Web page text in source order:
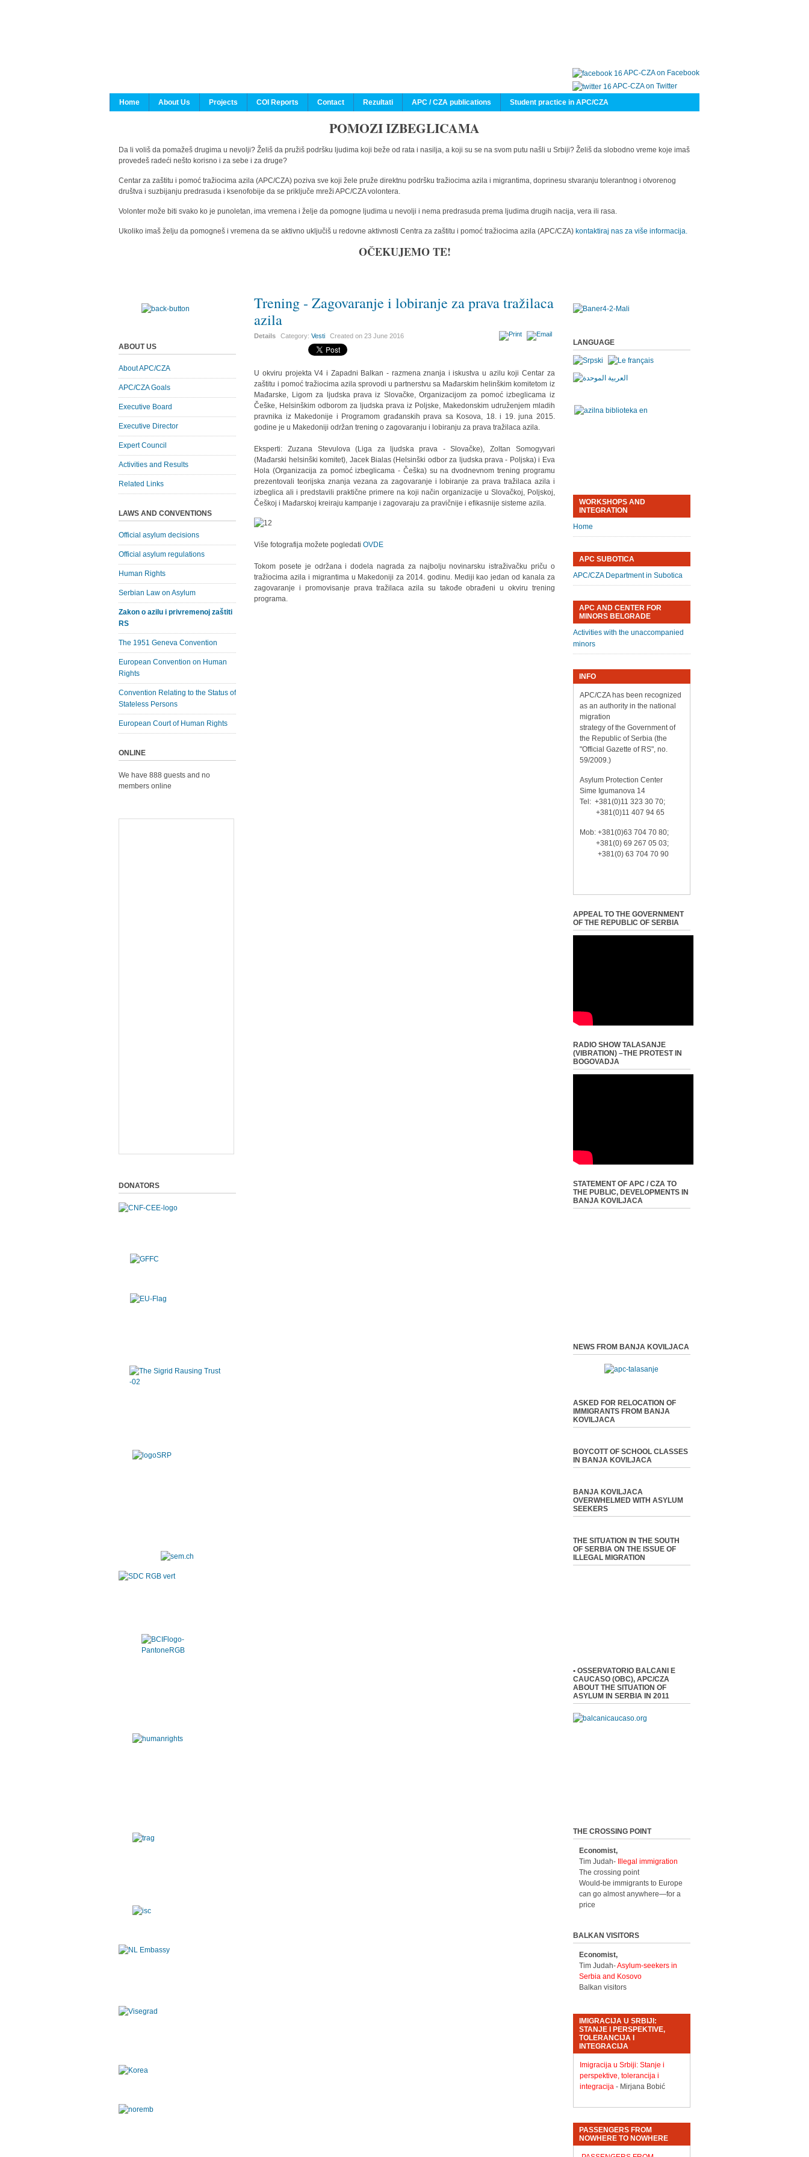
APC-CZA on Facebook
APC-CZA on Twitter
Home
About Us Projects COI Reports Contact Rezultati APC / CZA publications Student practice in APC/CZA
POMOZI IZBEGLICAMA
Da li voliš da pomažeš drugima u nevolji? Želiš da pružiš podršku ljudima koji beže od rata i nasilja, a koji su se na svom putu našli u Srbiji? Želiš da slobodno vreme koje imaš
provedeš radeći nešto korisno i za sebe i za druge?
Centar za zaštitu i pomoć tražiocima azila (APC/CZA) poziva sve koji žele pruže direktnu podršku tražiocima azila i migrantima, doprinesu stvaranju tolerantnog i otvorenog
društva i suzbijanju predrasuda i ksenofobije da se priključe mreži APC/CZA volontera.
Volonter može biti svako ko je punoletan, ima vremena i želje da pomogne ljudima u nevolji i nema predrasuda prema ljudima drugih nacija, vera ili rasa.
Ukoliko imaš želju da pomogneš i vremena da se aktivno uključiš u redovne aktivnosti Centra za zaštitu i pomoć tražiocima azila (APC/CZA) kontaktiraj nas za više informacija.
OČEKUJEMO TE!
Trening - Zagovaranje i lobiranje za prava tražilaca
azila
Details Category:Vesti Created on23 June 2016
U okviru projekta V4 i Zapadni Balkan - razmena znanja i iskustva u azilu koji Centar za
zaštitu i pomoć tražiocima azila sprovodi u partnerstvu sa Mađarskim helinškim komitetom iz
Mađarske, Ligom za ljudska prava iz Slovačke, Organizacijom za pomoć izbeglicama iz
Češke, Helsinškim odborom za ljudska prava iz Poljske, Makedonskim udruženjem mladih
pravnika iz Makedonije i Programom građanskih prava sa Kosova, 18. i 19. juna 2015.
godine je u Makedoniji održan trening o zagovaranju i lobiranju za prava tražilaca azila.
Eksperti: Zuzana Stevulova (Liga za ljudska prava - Slovačke), Zoltan Somogyvari
(Mađarski helsinški komitet), Jacek Bialas (Helsinški odbor za ljudska prava - Poljska) i Eva
Hola (Organizacija za pomoć izbeglicama - Češka) su na dvodnevnom trening programu
prezentovali teorijska znanja vezana za zagovaranje i lobiranje za prava tražilaca azila i
izbeglica ali i predstavili praktične primere na koji način organizacije u Slovačkoj, Poljskoj,
Češkoj i Mađarskoj kreiraju kampanje i zagovaraju za pravičnije i efikasnije sisteme azila.
Više fotografija možete pogledatiOVDE
Tokom posete je održana i dodela nagrada za najbolju novinarsku istraživačku priču o
tražiocima azila i migrantima u Makedoniji za 2014. godinu. Mediji kao jedan od kanala za
zagovaranje i promovisanje prava tražilaca azila su takođe obrađeni u okviru trening
programa.
ABOUT US
About APC/CZA
APC/CZA Goals
Executive Board
Executive Director
Expert Council
Activities and Results
Related Links
LAWS AND CONVENTIONS
Official asylum decisions
Official asylum regulations
Human Rights
Serbian Law on Asylum
Zakon o azilu i privremenoj zaštiti
RS
The 1951 Geneva Convention
European Convention on Human
Rights
Convention Relating to the Status of
Stateless Persons
European Court of Human Rights
ONLINE
We have 888 guests and no
members online
DONATORS
LANGUAGE
WORKSHOPS AND
INTEGRATION
Home
APC SUBOTICA
APC/CZA Department in Subotica
APC AND CENTER FOR
MINORS BELGRADE
Activities with the unaccompanied
minors
INFO
APC/CZA has been recognized
as an authority in the national
migration
strategy of the Government of
the Republic of Serbia (the
"Official Gazette of RS", no.
59/2009.)
Asylum Protection Center
Sime Igumanova 14
Tel: +381(0)11 323 30 70;
+381(0)11 407 94 65
Mob: +381(0)63 704 70 80;
+381(0) 69 267 05 03;
+381(0) 63 704 70 90
APPEAL TO THE GOVERNMENT
OF THE REPUBLIC OF SERBIA
RADIO SHOW TALASANJE
(VIBRATION) –THE PROTEST IN
BOGOVADJA
STATEMENT OF APC / CZA TO
THE PUBLIC, DEVELOPMENTS IN
BANJA KOVILJACA
NEWS FROM BANJA KOVILJACA
ASKED FOR RELOCATION OF
IMMIGRANTS FROM BANJA
KOVILJACA
BOYCOTT OF SCHOOL CLASSES
IN BANJA KOVILJACA
BANJA KOVILJACA
OVERWHELMED WITH ASYLUM
SEEKERS
THE SITUATION IN THE SOUTH
OF SERBIA ON THE ISSUE OF
ILLEGAL MIGRATION
• OSSERVATORIO BALCANI E
CAUCASO (OBC), APC/CZA
ABOUT THE SITUATION OF
ASYLUM IN SERBIA IN 2011
THE CROSSING POINT
Economist,
Tim Judah-
Illegal immigration
The crossing point
Would-be immigrants to Europe
can go almost anywhere—for a
price
BALKAN VISITORS
Economist,
Tim Judah-Asylum-seekers in
Serbia and Kosovo
Balkan visitors
IMIGRACIJA U SRBIJI:
STANJE I PERSPEKTIVE,
TOLERANCIJA I
INTEGRACIJA
Imigracija u Srbiji: Stanje i
perspektive, tolerancija i
integracija- Mirjana Bobić
PASSENGERS FROM
NOWHERE TO NOWHERE